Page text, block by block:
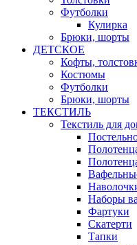
Футболки
Кулирка
Брюки, шорты
ДЕТСКОЕ
Кофты,
Костюмы
Футболки
Брюки, шорты
ТЕКСТИЛЬ
Текстиль для
Наборы
Фартуки
Скатерти
Тапки